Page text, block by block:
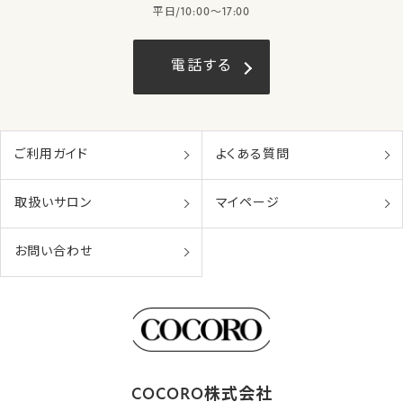
平日/10:00〜17:00
電話する
ご利用ガイド よくある質問
取扱いサロン マイページ
お問い合わせ
COCORO株式会社